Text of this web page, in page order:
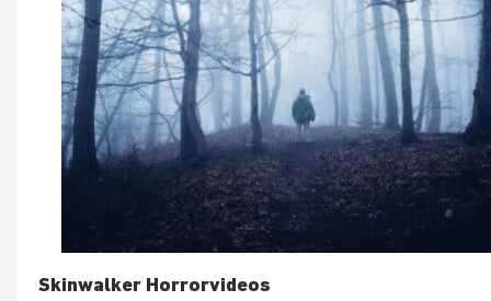
Skinwalker Horrorvideos